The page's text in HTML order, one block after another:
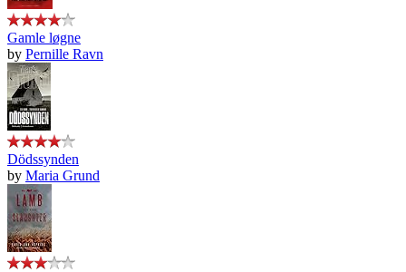
Gamle løgne
by Pernille Ravn
Dödssynden
by Maria Grund